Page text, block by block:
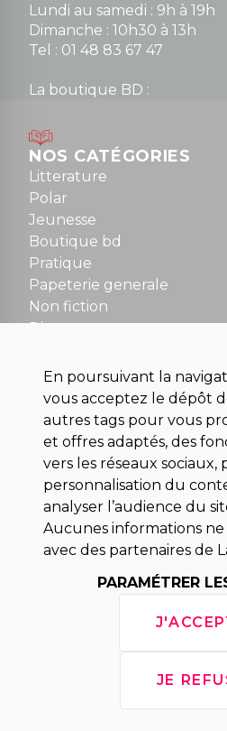
Lundi au samedi : 9h à 19h
Dimanche : 10h30 à 13h
Tel : 01 48 83 67 47
La boutique BD :
Mardi au samedi : 10h à 13h /
Dimanche : 10h30 à 12h30
Tel : 01 48 89 13 88
Fermé le dimanche en
NOUS CONTACTER
contact@la-griffe-noire.com
NOS CATÉGORIES
Litterature
Polar
Jeunesse
Boutique bd
Pratique
Papeterie generale
Non fiction
Divers
Beaux livres et art
Para scolaire
Histoire
Pochoteque
Pleiade
INFORMATIONS
Droit de rétractation
Conditions générales de
Horaires d'ouverture
Politique de confidentialité
En poursuivant la
vous acceptez le dépôt
autres tags pour vous
et offres adaptés, des
vers les réseaux
personnalisation du
analyser l’audience du
Aucunes informations ne
avec des partenaires de
PARAMÉTRER
JE